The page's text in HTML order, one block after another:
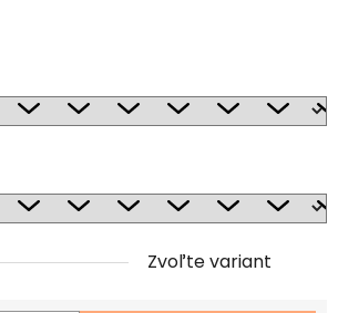
Zvoľte variant